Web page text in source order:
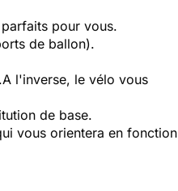
pour vous.
de ballon).
l'inverse, le vélo vous
de base.
vous orientera en fonction